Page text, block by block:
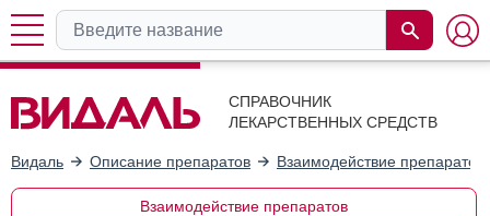
СПРАВОЧНИК
ЛЕКАРСТВЕННЫХ СРЕДСТВ
Видаль Описание препаратов Взаимодействие препаратов
Взаимодействие препаратов